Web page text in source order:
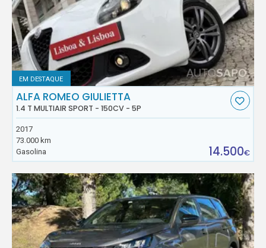
EM DESTAQUE
ALFA ROMEO GIULIETTA
1.4 T MULTIAIR SPORT - 150CV - 5P
2017
73.000 km
Gasolina
14.500€